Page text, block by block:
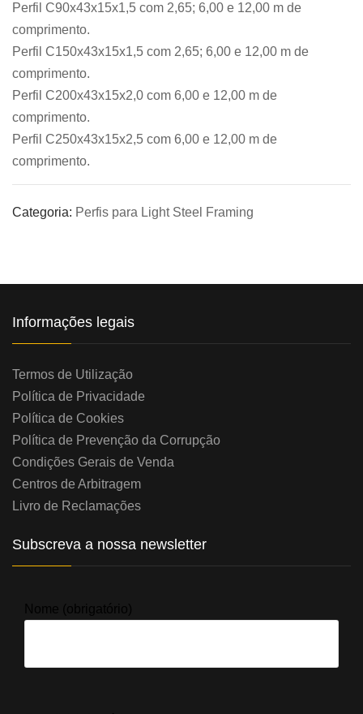
Perfil C90x43x15x1,5 com 2,65; 6,00 e 12,00 m de
comprimento.
Perfil C150x43x15x1,5 com 2,65; 6,00 e 12,00 m de
comprimento.
Perfil C200x43x15x2,0 com 6,00 e 12,00 m de
comprimento.
Perfil C250x43x15x2,5 com 6,00 e 12,00 m de
comprimento.
Categoria: Perfis para Light Steel Framing
Informações legais
Termos de Utilização
Política de Privacidade
Política de Cookies
Política de Prevenção da Corrupção
Condições Gerais de Venda
Centros de Arbitragem
Livro de Reclamações
Subscreva a nossa newsletter